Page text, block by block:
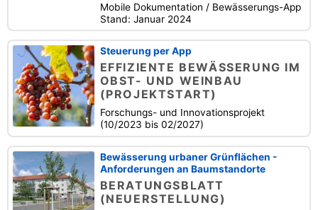
Mobile Dokumentation / Bewässerungs-App
Stand: Januar 2024
Steuerung per App
EFFIZIENTE BEWÄSSERUNG IM
OBST- UND WEINBAU
(PROJEKTSTART)
Forschungs- und Innovationsprojekt
(10/2023 bis 02/2027)
Bewässerung urbaner Grünflächen -
Anforderungen an Baumstandorte
BERATUNGSBLATT
(NEUERSTELLUNG)